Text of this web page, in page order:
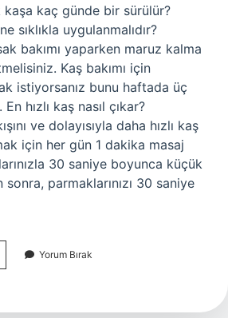
kaşa kaç günde bir sürülür?
sıklıkla uygulanmalıdır?
bakımı yaparken maruz kalma
Kaş bakımı için
istiyorsanız bunu haftada üç
hızlı kaş nasıl çıkar?
ve dolayısıyla daha hızlı kaş
için her gün 1 dakika masaj
30 saniye boyunca küçük
parmaklarınızı 30 saniye
Yorum Bırak